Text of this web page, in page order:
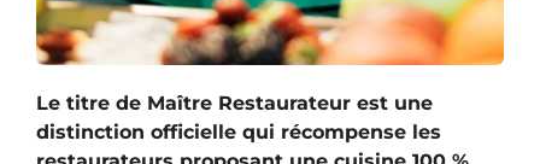
Le titre de Maître Restaurateur est une
distinction officielle qui récompense les